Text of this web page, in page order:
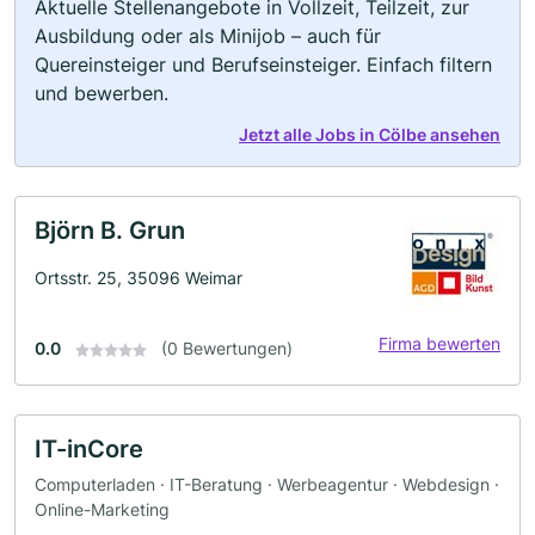
Aktuelle Stellenangebote in Vollzeit, Teilzeit, zur
Ausbildung oder als Minijob – auch für
Quereinsteiger und Berufseinsteiger. Einfach filtern
und bewerben.
Jetzt alle Jobs in Cölbe ansehen
Björn B. Grun
Ortsstr. 25, 35096 Weimar
0.0 (0 Bewertungen) Firma bewerten
IT-inCore
Computerladen · IT-Beratung · Werbeagentur · Webdesign ·
Online-Marketing